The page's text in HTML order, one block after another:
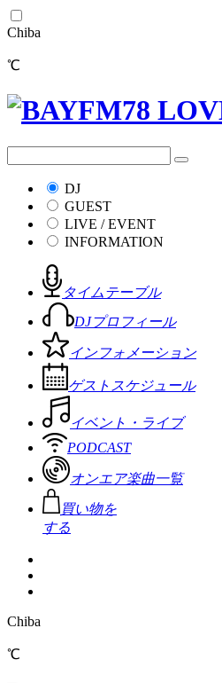
Chiba
℃
DJ
GUEST
LIVE / EVENT
INFORMATION
タイムテーブル
DJプロフィール
インフォメーション
ゲストスケジュール
イベント・ライブ
PODCAST
オンエア楽曲一覧
買い物を
する
Chiba
℃